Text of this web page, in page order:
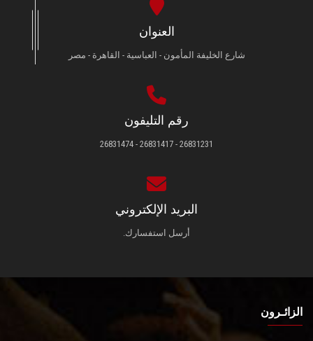
العنوان
شارع الخليفة المأمون - العباسية - القاهرة - مصر
رقم التليفون
26831231 - 26831417 - 26831474
البريد الإلكتروني
أرسل استفسارك.
الزائـرون